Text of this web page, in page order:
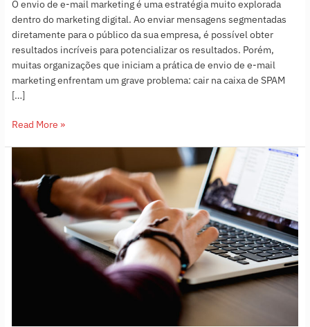
O envio de e-mail marketing é uma estratégia muito explorada
dentro do marketing digital. Ao enviar mensagens segmentadas
diretamente para o público da sua empresa, é possível obter
resultados incríveis para potencializar os resultados. Porém,
muitas organizações que iniciam a prática de envio de e-mail
marketing enfrentam um grave problema: cair na caixa de SPAM
[…]
Read More »
modelos
de